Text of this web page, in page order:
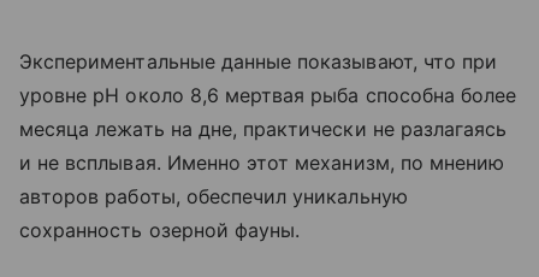
Экспериментальные данные показывают, что при
уровне pH около 8,6 мертвая рыба способна более
месяца лежать на дне, практически не разлагаясь
и не всплывая. Именно этот механизм, по мнению
авторов работы, обеспечил уникальную
сохранность озерной фауны.